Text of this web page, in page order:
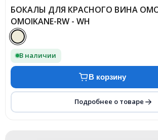
БОКАЛЫ ДЛЯ КРАСНОГО ВИНА
OMOIKANE-RW - WH
В наличии
В корзину
Подробнее о товаре